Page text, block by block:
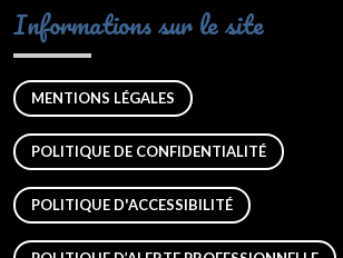
Informations sur le site
MENTIONS LÉGALES
POLITIQUE DE CONFIDENTIALITÉ
POLITIQUE D'ACCESSIBILITÉ